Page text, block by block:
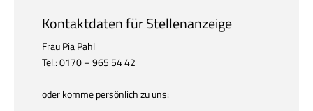
Kontaktdaten für Stellenanzeige
Frau Pia Pahl
Tel.: 0170 – 965 54 42
oder komme persönlich zu uns: